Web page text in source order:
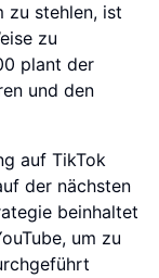
zu stehlen, ist
zu
plant der
und den
auf TikTok
der nächsten
beinhaltet
um zu